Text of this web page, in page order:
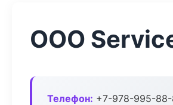
ООО
Телефон: +7-978-995-